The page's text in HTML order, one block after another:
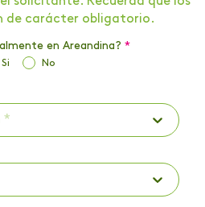
de carácter obligatorio.
en Areandina? *
Si No
*